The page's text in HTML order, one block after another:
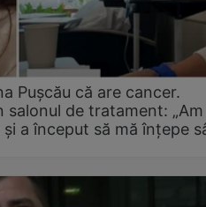
Pușcău că are cancer.
de tratament:
a început să mă înțepe